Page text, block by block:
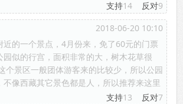
支持14 反对9
2018-06-20 10:10
近的一个景点，4月份来，免了60元的门票
园似的行宫，面积非常的大，树木花草很
个景区一般团体游客来的比较少，所以公园
不像西藏其它景色都是人，所以推荐来这里
支持13 反对7